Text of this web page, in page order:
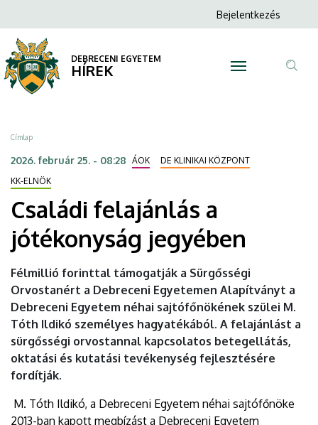
felajánlás
a
jótékonyság
jegyében
DEBRECENI
EGYETEM
a
tartalomra
Anonim
menüje
Bejelentkezés
DEBRECENI EGYETEM
HÍREK
Morzsa
Címlap
2026. február 25. - 08:28 ÁOK
DE KLINIKAI KÖZPONT
KK-ELNÖK
Családi felajánlás a
jótékonyság jegyében
Félmillió forinttal támogatják a Sürgősségi
Orvostanért a Debreceni Egyetemen Alapítványt a
Debreceni Egyetem néhai sajtófőnökének szülei M.
Tóth Ildikó személyes hagyatékából. A felajánlást a
sürgősségi orvostannal kapcsolatos betegellátás,
oktatási és kutatási tevékenység fejlesztésére
fordítják.
M. Tóth Ildikó, a Debreceni Egyetem néhai sajtófőnöke
2013-ban kapott megbízást a Debreceni Egyetem